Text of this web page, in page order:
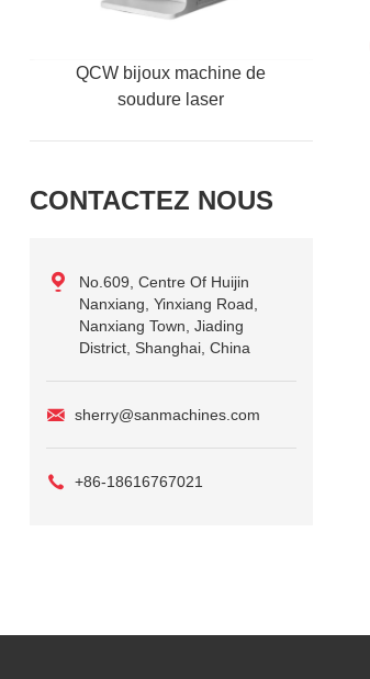
QCW bijoux machine de
soudure laser
CONTACTEZ NOUS
No.609, Centre Of Huijin
Nanxiang, Yinxiang Road,
Nanxiang Town, Jiading
District, Shanghai, China
sherry@sanmachines.com
+86-18616767021